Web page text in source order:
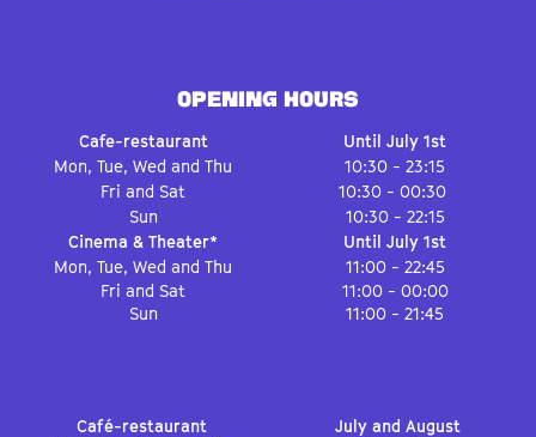
OPENING HOURS
Cafe-restaurant
Until July 1st
Mon, Tue, Wed and Thu
10:30 - 23:15
Fri and Sat
10:30 - 00:30
Sun
10:30 - 22:15
Cinema & Theater*
Until July 1st
Mon, Tue, Wed and Thu
11:00 - 22:45
Fri and Sat
11:00 - 00:00
Sun
11:00 - 21:45
Café-restaurant
July and August